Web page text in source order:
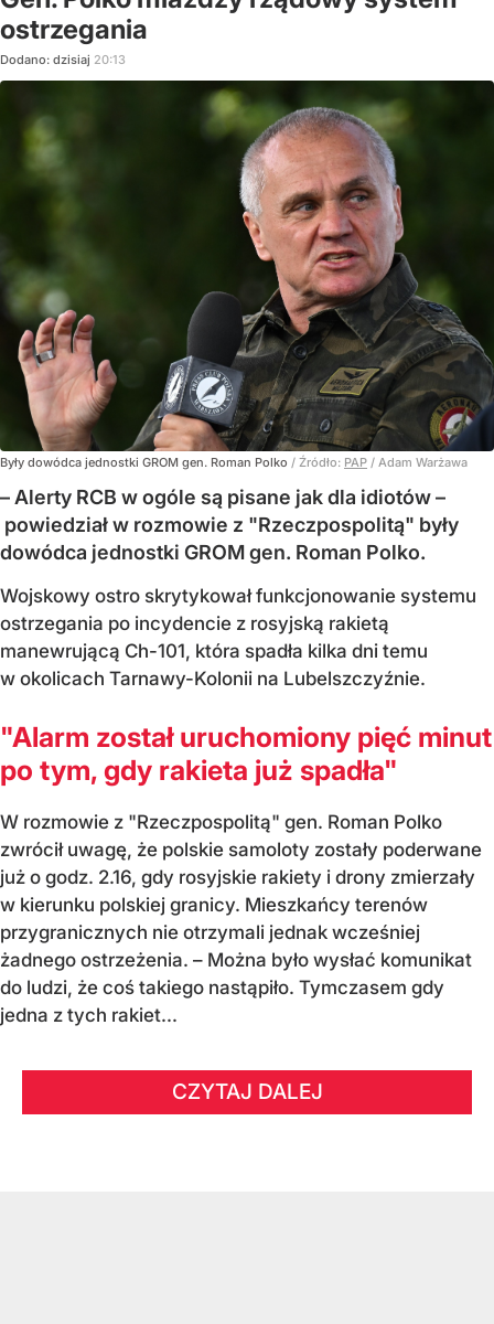
ostrzegania
Dodano: dzisiaj 20:13
Były dowódca jednostki GROM gen. Roman Polko / Źródło: PAP / Adam Warżawa
– Alerty RCB w ogóle są pisane jak dla idiotów –
powiedział w rozmowie z "Rzeczpospolitą" były
dowódca jednostki GROM gen. Roman Polko.
Wojskowy ostro skrytykował funkcjonowanie systemu
ostrzegania po incydencie z rosyjską rakietą
manewrującą Ch-101, która spadła kilka dni temu
w okolicach Tarnawy-Kolonii na Lubelszczyźnie.
"Alarm został uruchomiony pięć minut
po tym, gdy rakieta już spadła"
W rozmowie z "Rzeczpospolitą" gen. Roman Polko
zwrócił uwagę, że polskie samoloty zostały poderwane
już o godz. 2.16, gdy rosyjskie rakiety i drony zmierzały
w kierunku polskiej granicy. Mieszkańcy terenów
przygranicznych nie otrzymali jednak wcześniej
żadnego ostrzeżenia. – Można było wysłać komunikat
do ludzi, że coś takiego nastąpiło. Tymczasem gdy
jedna z tych rakiet...
CZYTAJ DALEJ